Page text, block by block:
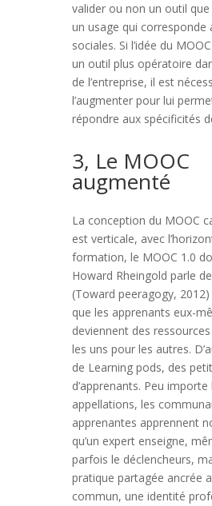
valider ou non un outil
un usage qui corresponde
sociales. Si l’idée du
un outil plus opératoire
de l’entreprise, il est
l’augmenter pour lui
répondre aux spécificités
3, Le MOOC
augmenté
La conception du MOOC
est verticale, avec
formation, le MOOC 1.0
Howard Rheingold parle
(Toward peeragogy,
que les apprenants eux-
deviennent des
les uns pour les autres.
de Learning pods, des
d’apprenants. Peu importe
appellations, les
apprenantes apprennent
qu’un expert enseigne,
parfois le déclencheurs,
pratique partagée ancrée
commun, une identité